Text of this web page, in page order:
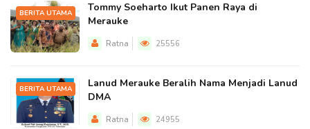
BERITA UTAMA
Tommy Soeharto Ikut Panen Raya di
Merauke
Ratna 25556
BERITA UTAMA
Lanud Merauke Beralih Nama Menjadi Lanud
DMA
Ratna 24955